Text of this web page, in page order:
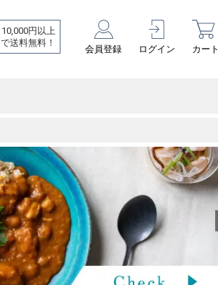
会員登録 ログイン カート
10,000円以上
で送料無料！